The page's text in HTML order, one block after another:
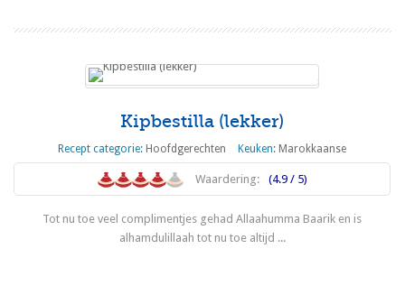
Kipbestilla (lekker)
Recept categorie: Hoofdgerechten Keuken: Marokkaanse
Waardering: (4.9 / 5)
Tot nu toe veel complimentjes gehad Allaahumma Baarik en is
alhamdulillaah tot nu toe altijd ...